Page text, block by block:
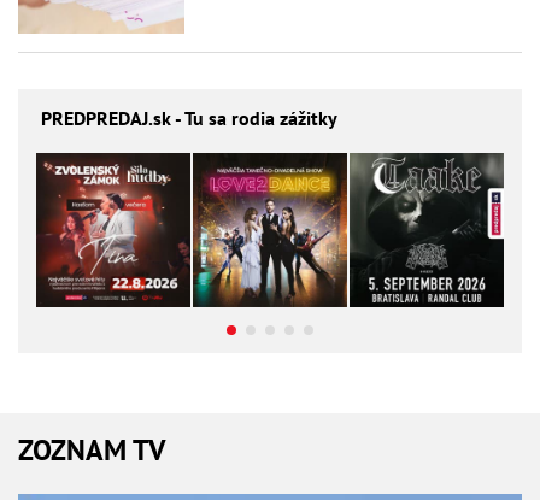
PREDPREDAJ.sk - Tu sa rodia zážitky
ZOZNAM TV